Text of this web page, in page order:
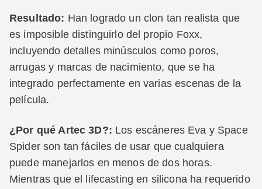
Resultado: Han logrado un clon tan realista que
es imposible distinguirlo del propio Foxx,
incluyendo detalles minúsculos como poros,
arrugas y marcas de nacimiento, que se ha
integrado perfectamente en varias escenas de la
película.
¿Por qué Artec 3D?: Los escáneres Eva y Space
Spider son tan fáciles de usar que cualquiera
puede manejarlos en menos de dos horas.
Mientras que el lifecasting en silicona ha requerido